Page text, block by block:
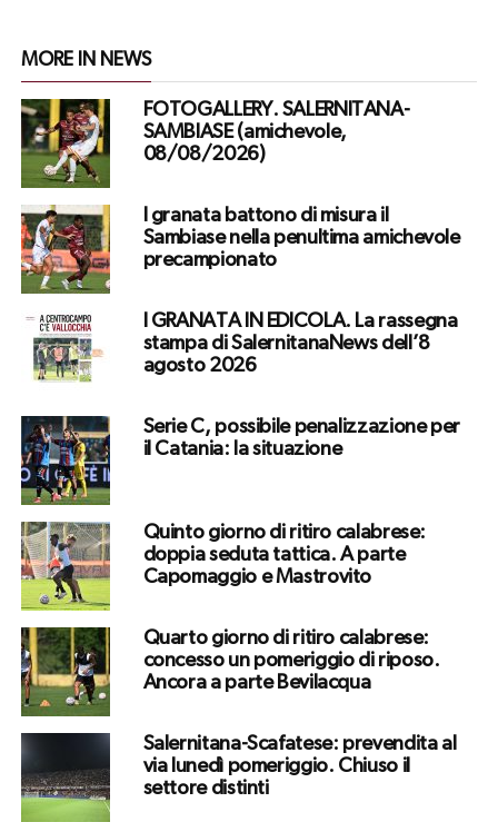
MORE IN NEWS
FOTOGALLERY. SALERNITANA-
SAMBIASE (amichevole,
08/08/2026)
I granata battono di misura il
Sambiase nella penultima amichevole
precampionato
I GRANATA IN EDICOLA. La rassegna
stampa di SalernitanaNews dell’8
agosto 2026
Serie C, possibile penalizzazione per
il Catania: la situazione
Quinto giorno di ritiro calabrese:
doppia seduta tattica. A parte
Capomaggio e Mastrovito
Quarto giorno di ritiro calabrese:
concesso un pomeriggio di riposo.
Ancora a parte Bevilacqua
Salernitana-Scafatese: prevendita al
via lunedì pomeriggio. Chiuso il
settore distinti